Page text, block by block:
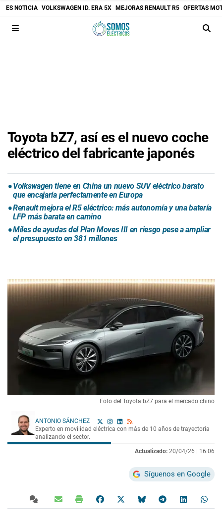
ES NOTICIA VOLKSWAGEN ID. ERA 5X MEJORAS RENAULT R5 OFERTAS
Toyota bZ7, así es el nuevo coche
eléctrico del fabricante japonés
Volkswagen tiene en China un nuevo SUV eléctrico barato
que encajaría perfectamente en Europa
Renault mejora el R5 eléctrico: más autonomía y una batería
LFP más barata en camino
Miles de ayudas del Plan Moves III en riesgo pese a ampliar
el presupuesto en 381 millones
Foto del Toyota bZ7 para el mercado chino
ANTONIO SÁNCHEZ
Experto en movilidad eléctrica con más de 10 años de trayectoria
analizando el sector.
Actualizado: 20/04/26 | 16:06
Síguenos en Google